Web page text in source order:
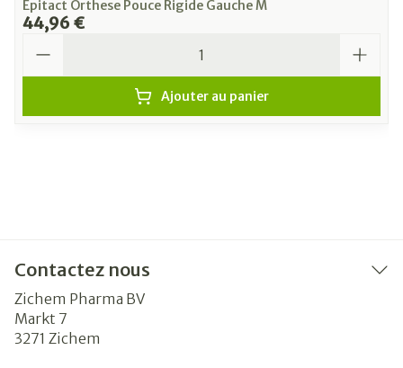
Epitact Orthese Pouce Rigide Gauche M
44,96 €
Ajouter au panier
Contactez nous
Zichem Pharma BV
Markt 7
3271 Zichem